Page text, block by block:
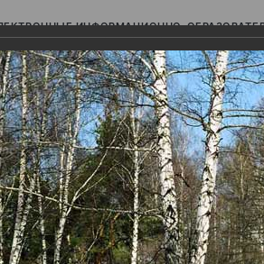
ИНФОРМАЦИОННО-